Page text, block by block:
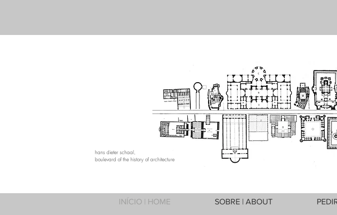
INÍCIO | HOME SOBRE | ABOUT
hans dieter schaal,
boulevard of the history of architecture